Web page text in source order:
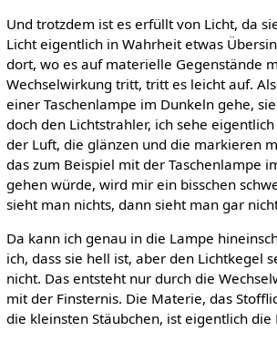
Und trotzdem ist es erfüllt von Licht, da
Licht eigentlich in Wahrheit etwas
dort, wo es auf materielle Gegenstände
Wechselwirkung tritt, tritt es leicht auf.
einer Taschenlampe im Dunkeln gehe,
doch den Lichtstrahler, ich sehe
der Luft, die glänzen und die markieren
das zum Beispiel mit der Taschenlampe
gehen würde, wird mir ein bisschen
sieht man nichts, dann sieht man gar
Da kann ich genau in die Lampe
ich, dass sie hell ist, aber den Lichtkegel
nicht. Das entsteht nur durch die
mit der Finsternis. Die Materie, das
die kleinsten Stäubchen, ist eigentlich die